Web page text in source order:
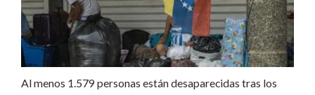
Al menos 1.579 personas están desaparecidas tras los